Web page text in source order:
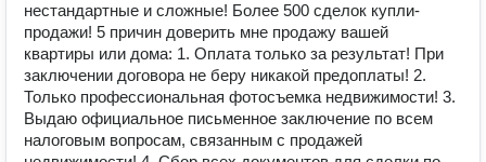
нестандартные и сложные! Более 500 сделок купли-
продажи! 5 причин доверить мне продажу вашей
квартиры или дома: 1. Оплата только за результат! При
заключении договора не беру никакой предоплаты! 2.
Только профессиональная фотосъемка недвижимости! 3.
Выдаю официальное письменное заключение по всем
налоговым вопросам, связанным с продажей